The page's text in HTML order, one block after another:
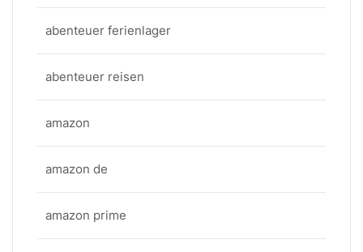
abenteuer ferienlager
abenteuer reisen
amazon
amazon de
amazon prime